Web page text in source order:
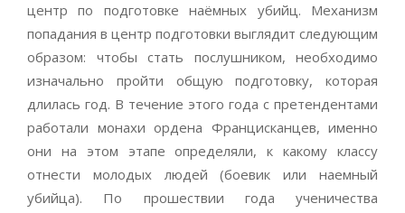
центр по подготовке наёмных убийц. Механизм
попадания в центр подготовки выглядит следующим
образом: чтобы стать послушником, необходимо
изначально пройти общую подготовку, которая
длилась год. В течение этого года с претендентами
работали монахи ордена Францисканцев, именно
они на этом этапе определяли, к какому классу
отнести молодых людей (боевик или наемный
убийца). По прошествии года ученичества